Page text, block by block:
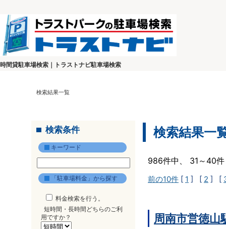
時間貸駐車場検索｜トラストナビ駐車場検索
検索結果一覧
検索条件
キーワード
「駐車場料金」から探す
料金検索を行う。
短時間・長時間どちらのご利
用ですか？
検索結果一
986件中、 31～40
前の10件 [ 1 ] [ 2 ] [
周南市営徳山